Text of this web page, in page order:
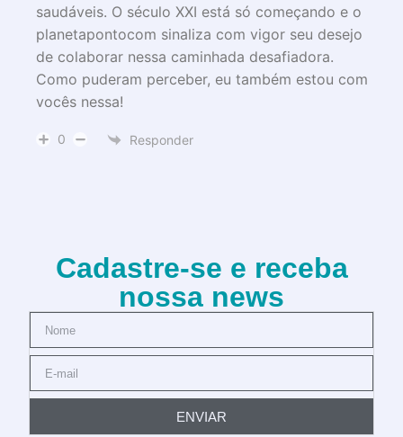
saudáveis. O século XXI está só começando e o
planetapontocom sinaliza com vigor seu desejo
de colaborar nessa caminhada desafiadora.
Como puderam perceber, eu também estou com
vocês nessa!
0 Responder
Cadastre-se e receba
nossa news
ENVIAR